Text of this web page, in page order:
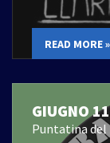
READ MORE »
GIUGNO
Puntatina del